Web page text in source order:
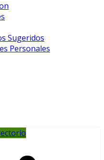
Sugeridos
Personales